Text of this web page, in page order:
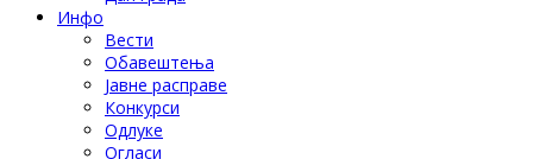
Инфо
Вести
Обавештења
Јавне расправе
Конкурси
Одлуке
Огласи